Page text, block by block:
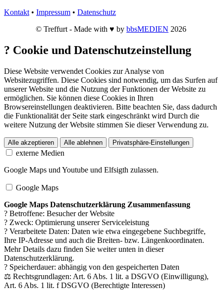
Kontakt • Impressum • Datenschutz
© Treffurt - Made with ♥ by bbsMEDIEN 2026
? Cookie und Datenschutzeinstellung
Diese Website verwendet Cookies zur Analyse von
Websitezugriffen. Diese Cookies sind notwendig, um das Surfen auf
unserer Website und die Nutzung der Funktionen der Website zu
ermöglichen. Sie können diese Cookies in Ihren
Browsereinstellungen deaktivieren. Bitte beachten Sie, dass dadurch
die Funktionalität der Seite stark eingeschränkt wird Durch die
weitere Nutzung der Website stimmen Sie dieser Verwendung zu.
Alle akzeptieren Alle ablehnen Privatsphäre-Einstellungen
externe Medien
Google Maps und Youtube und Elfsigth zulassen.
Google Maps
Google Maps Datenschutzerklärung Zusammenfassung
? Betroffene: Besucher der Website
? Zweck: Optimierung unserer Serviceleistung
? Verarbeitete Daten: Daten wie etwa eingegebene Suchbegriffe,
Ihre IP-Adresse und auch die Breiten- bzw. Längenkoordinaten.
Mehr Details dazu finden Sie weiter unten in dieser
Datenschutzerklärung.
? Speicherdauer: abhängig von den gespeicherten Daten
⚖️ Rechtsgrundlagen: Art. 6 Abs. 1 lit. a DSGVO (Einwilligung),
Art. 6 Abs. 1 lit. f DSGVO (Berechtigte Interessen)